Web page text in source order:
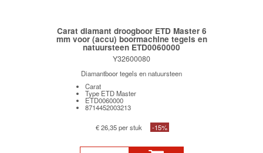
Carat diamant droogboor ETD Master 6
mm voor (accu) boormachine tegels en
natuursteen ETD0060000
Y32600080
Diamantboor tegels en natuursteen
Carat
Type ETD Master
ETD0060000
8714452003213
€ 26,35 per stuk -15%